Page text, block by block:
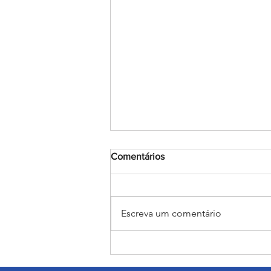
Comentários
Escreva um comentário